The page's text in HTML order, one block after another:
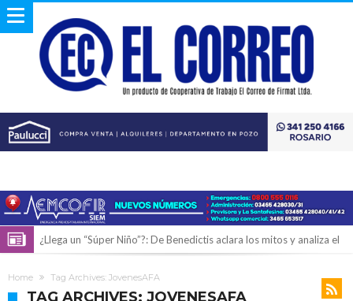
¿Llega un “Súper Niño”?: De Benedictis aclara los mitos y analiza el
Distinguieron a Ramiro Maldonado, el campeón juvenil de malambo
Home Tag Archives: JovenesAFA
TAG ARCHIVES: JOVENESAFA